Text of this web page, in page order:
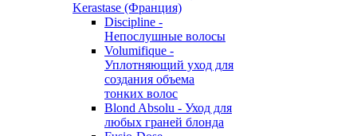
Kerastase (Франция)
Discipline -
Непослушные волосы
Volumifique -
Уплотняющий уход для
создания объема
тонких волос
Blond Absolu - Уход для
любых граней блонда